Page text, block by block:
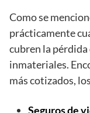
Como se
prácticamente
cubren la
inmateriales.
más cotizados,
Seguros de